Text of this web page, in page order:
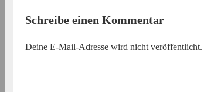
Schreibe einen Kommentar
Deine E-Mail-Adresse wird nicht veröffentlicht.